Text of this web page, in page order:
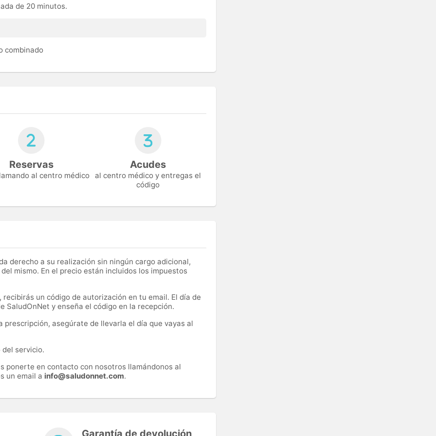
de 20 minutos.
combinado
Reservas
al centro médico
Acudes
al centro médico y entregas el
código
derecho a su realización sin ningún cargo adicional,
mismo. En el precio están incluidos los impuestos
un código de autorización en tu email. El día de
SaludOnNet y enseña el código en la recepción.
prescripción, asegúrate de llevarla el día que vayas al
del servicio.
ponerte en contacto con nosotros llamándonos al
un email a info@saludonnet.com.
Garantía de devolución